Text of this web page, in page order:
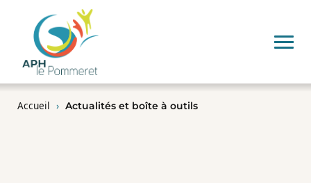
Accueil › Actualités et boîte à outils